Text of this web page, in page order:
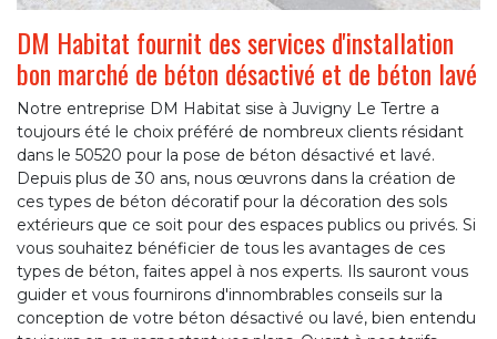
DM Habitat fournit des services d'installation
bon marché de béton désactivé et de béton lavé
Notre entreprise DM Habitat sise à Juvigny Le Tertre a
toujours été le choix préféré de nombreux clients résidant
dans le 50520 pour la pose de béton désactivé et lavé.
Depuis plus de 30 ans, nous œuvrons dans la création de
ces types de béton décoratif pour la décoration des sols
extérieurs que ce soit pour des espaces publics ou privés. Si
vous souhaitez bénéficier de tous les avantages de ces
types de béton, faites appel à nos experts. Ils sauront vous
guider et vous fournirons d'innombrables conseils sur la
conception de votre béton désactivé ou lavé, bien entendu